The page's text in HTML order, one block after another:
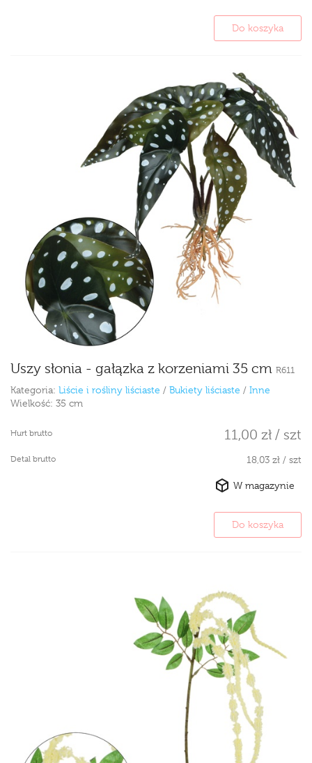
Do koszyka
Uszy słonia - gałązka z korzeniami 35 cm R611
Kategoria: Liście i rośliny liściaste / Bukiety liściaste / Inne
Wielkość: 35 cm
Hurt brutto 11,00 zł / szt
Detal brutto 18,03 zł / szt
W magazynie
Do koszyka